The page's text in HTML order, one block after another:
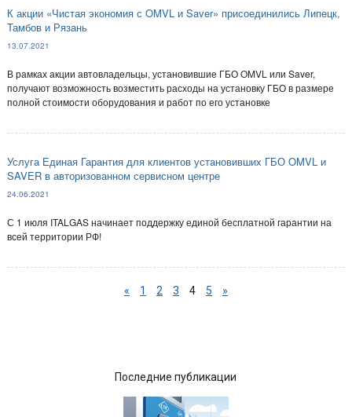
К акции «Чистая экономия с OMVL и Saver» присоединились Липецк,
Тамбов и Рязань
В рамках акции автовладельцы, установившие ГБО OMVL или Saver,
получают возможность возместить расходы на установку ГБО в размере
полной стоимости оборудования и работ по его установке
13.07.2021
Услуга Единая Гарантия для клиентов установивших ГБО OMVL и
SAVER в авторизованном сервисном центре
С 1 июля ITALGAS начинает поддержку единой бесплатной гарантии на
всей территории РФ!
24.06.2021
« 1 2 3 4 5 »
Последние публикации